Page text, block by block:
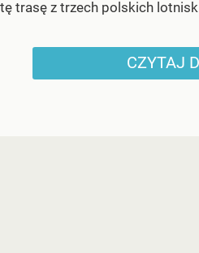
tę trasę z trzech polskich
CZYTAJ